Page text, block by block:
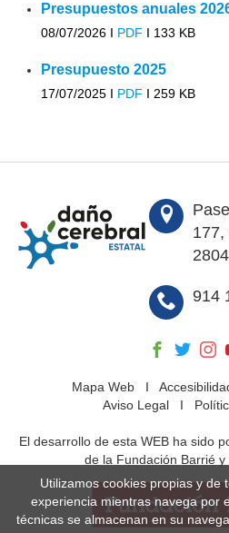
Presupuestos anuales
08/07/2026 I PDF I 133 KB
Presupuesto 2025
17/07/2025 I PDF I 259 KB
177,
914
Mapa WebI
Aviso Legal I
El desarrollo de esta WEB ha sido
de la Fundación Barrié y
Utilizamos cookies propias y de
experiencia mientras navega por
técnicas se almacenan en su